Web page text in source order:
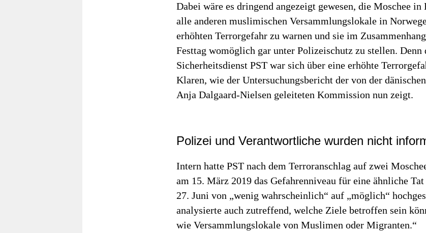
Dabei wäre es dringend angezeigt gewesen, die Moschee
alle anderen muslimischen Versammlungslokale in
erhöhten Terrorgefahr zu warnen und sie im
Festtag womöglich gar unter Polizeischutz zu stellen. Denn
Sicherheitsdienst PST war sich über eine erhöhte
Klaren, wie der Untersuchungsbericht der von der
Anja Dalgaard-Nielsen geleiteten Kommission nun zeigt.
Polizei und Verantwortliche wurden nicht
Intern hatte PST nach dem Terroranschlag auf zwei
am 15. März 2019 das Gefahrenniveau für eine ähnliche
27. Juni von „wenig wahrscheinlich“ auf „möglich“
analysierte auch zutreffend, welche Ziele betroffen sein
wie Versammlungslokale von Muslimen oder Migranten.“